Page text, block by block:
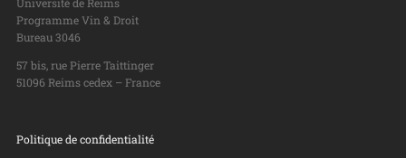
Université de Reims
Programme Vin & Droit
Bureau 3046
57 bis, rue Pierre Taittinger
51096 Reims cedex – France
Politique de confidentialité